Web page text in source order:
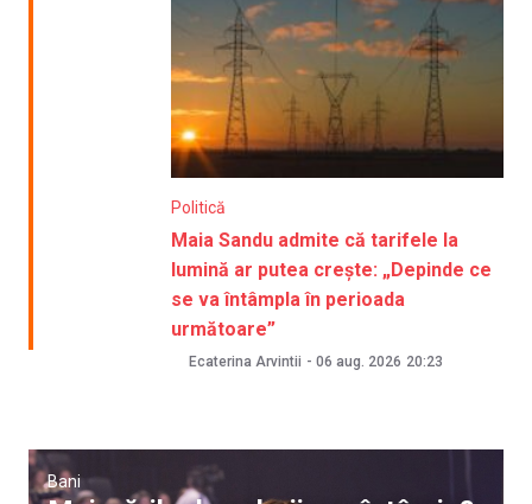
Politică
Maia Sandu admite că tarifele la
lumină ar putea crește: „Depinde ce
se va întâmpla în perioada
următoare”
Ecaterina Arvintii - 06 aug. 2026 20:23
Bani